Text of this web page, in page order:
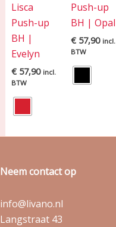
Lisca
Push-up
BH |
Evelyn
€57,90 incl.
BTW
Push-up
BH | Opal
€57,90 incl.
BTW
Neem contact op
info@livano.nl
Langstraat 43